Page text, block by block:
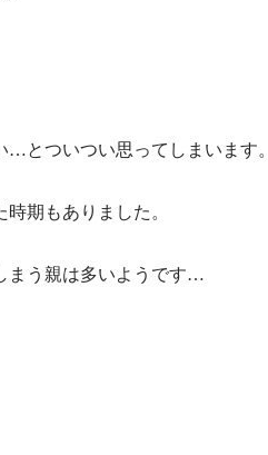
とついつい思ってしまいます。
期もありました。
まう親は多いようです…